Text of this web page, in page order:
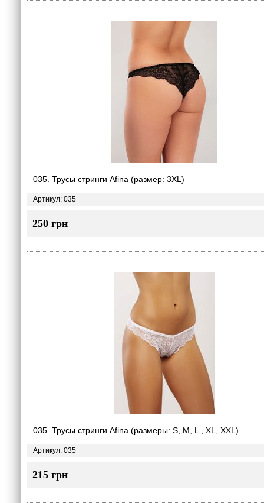
035. Трусы стринги Afina (размер: 3XL)
Артикул: 035
250 грн
035. Трусы стринги Afina (размеры: S, M, L , XL, XXL)
Артикул: 035
215 грн